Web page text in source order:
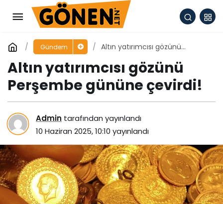
Gündem
Altın yatırımcısı gözünü
Altın yatırımcısı gözünü
Perşembe gününe çevirdi!
Admin tarafından yayınlandı
10 Haziran 2025, 10:10 yayınlandı